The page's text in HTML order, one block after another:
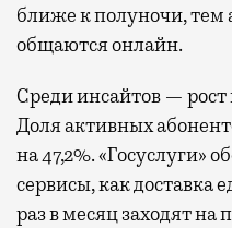
ближе к полуночи, тем
общаются онлайн.
Среди инсайтов — рост
Доля активных
на 47,2%. «Госуслуги»
сервисы, как доставка
раз в месяц заходят на